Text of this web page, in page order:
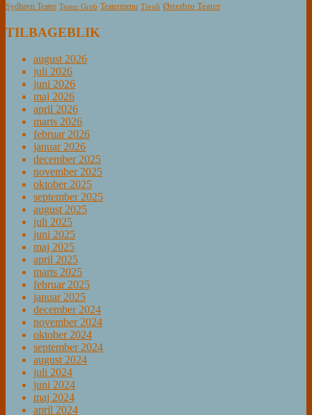
Sydhavn Teater Teater Grob Teatermenu Tivoli Østerbro Teater
TILBAGEBLIK
august 2026
juli 2026
juni 2026
maj 2026
april 2026
marts 2026
februar 2026
januar 2026
december 2025
november 2025
oktober 2025
september 2025
august 2025
juli 2025
juni 2025
maj 2025
april 2025
marts 2025
februar 2025
januar 2025
december 2024
november 2024
oktober 2024
september 2024
august 2024
juli 2024
juni 2024
maj 2024
april 2024